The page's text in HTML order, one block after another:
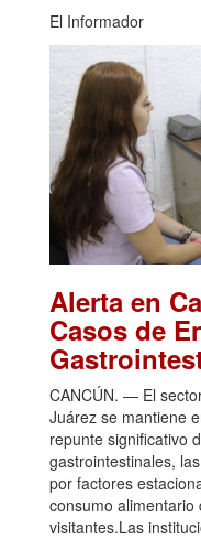
El Informador
Alerta en
Casos de
CANCÚN. — El
Juárez se mantiene
repunte significativo
gastrointestinales,
por factores
consumo alimentario
visitantes.Las